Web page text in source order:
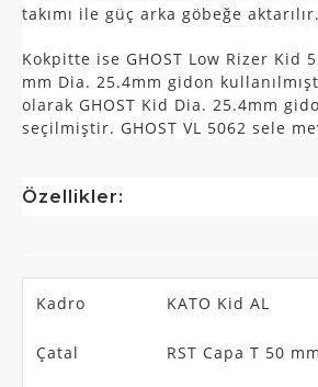
takımı ile güç arka göbeğe aktarılır.
Kokpitte ise GHOST Low Rizer Kid
mm Dia. 25.4mm gidon
olarak GHOST Kid Dia. 25.4mm
seçilmiştir. GHOST VL 5062 sele
Özellikler:
Kadro KATO Kid AL
Çatal RST Capa T 50 mm